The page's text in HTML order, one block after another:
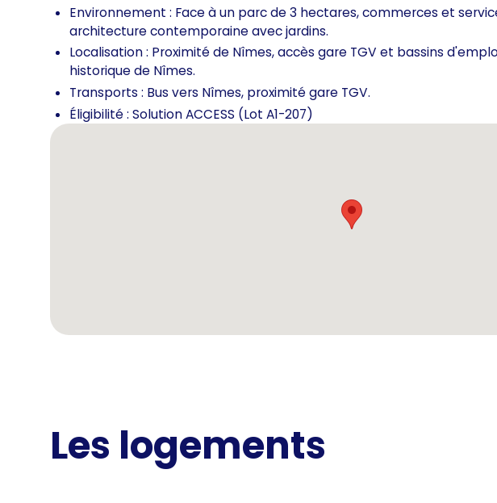
Environnement : Face à un parc de 3 hectares, commerces et
architecture contemporaine avec jardins.
Localisation : Proximité de Nîmes, accès gare TGV et bassins
historique de Nîmes.
Transports : Bus vers Nîmes, proximité gare TGV.
Éligibilité : Solution ACCESS (Lot A1-207)
Les logements